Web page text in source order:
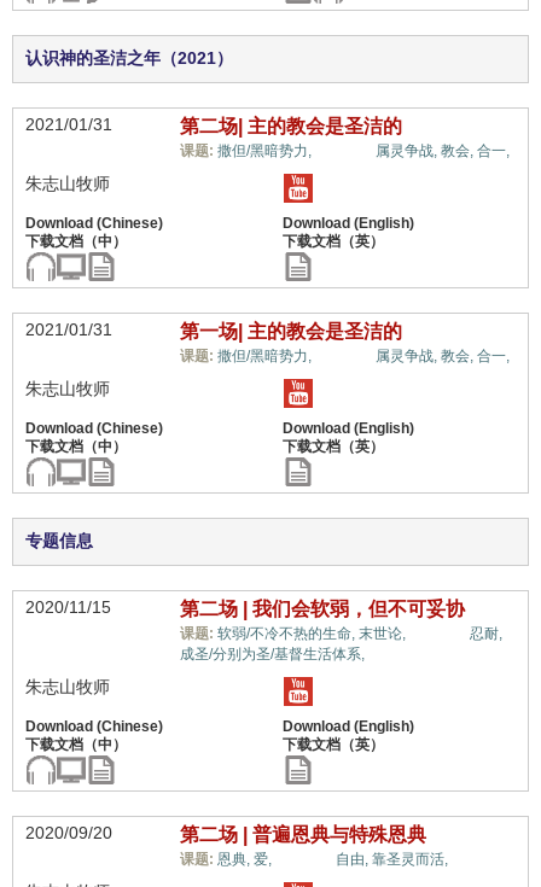
认识神的圣洁之年（2021）
2021/01/31 第二场| 主的教会是圣洁的
课题: 撒但/黑暗势力, 属灵争战, 教会, 合一,
朱志山牧师
2021/01/31 第一场| 主的教会是圣洁的
课题: 撒但/黑暗势力, 属灵争战, 教会, 合一,
朱志山牧师
专题信息
2020/11/15 第二场 | 我们会软弱，但不可妥协
课题: 软弱/不冷不热的生命, 末世论,
忍耐,
成圣/分别为圣/基督生活体系,
朱志山牧师
2020/09/20 第二场 | 普遍恩典与特殊恩典
课题: 恩典, 爱, 自由, 靠圣灵而活,